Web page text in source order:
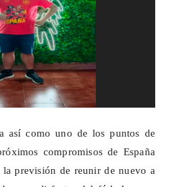
así como uno de los puntos de
compromisos de España
previsión de reunir de nuevo a